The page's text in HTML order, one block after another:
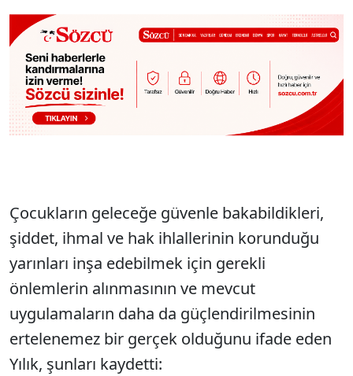
Çocukların geleceğe güvenle bakabildikleri,
şiddet, ihmal ve hak ihlallerinin korunduğu
yarınları inşa edebilmek için gerekli
önlemlerin alınmasının ve mevcut
uygulamaların daha da güçlendirilmesinin
ertelenemez bir gerçek olduğunu ifade eden
Yılık, şunları kaydetti: